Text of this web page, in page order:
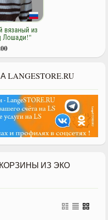
из шерсти
3 200
ИЗ ЭКО